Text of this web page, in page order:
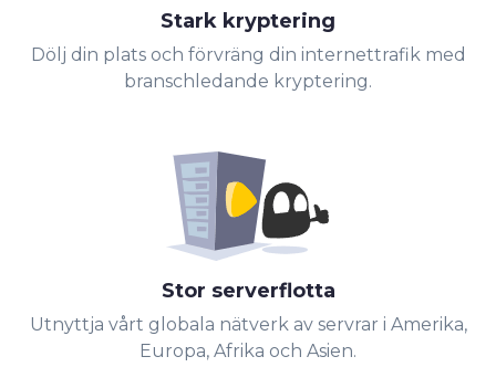
Stark kryptering
Dölj din plats och förvräng din internettrafik med
branschledande kryptering.
Stor serverflotta
Utnyttja vårt globala nätverk av servrar i Amerika,
Europa, Afrika och Asien.